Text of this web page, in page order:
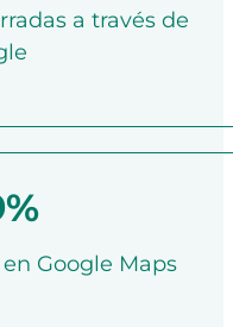
a través de
Google Maps